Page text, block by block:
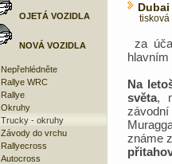
OJETÁ VOZIDLA
NOVÁ VOZIDLA
Nepřehlédněte
Rallye WRC
Rallye
Okruhy
Trucky - okruhy
Závody do vrchu
Rallyecross
Autocross
tisková
za
hlavním
Na
světa,
známe